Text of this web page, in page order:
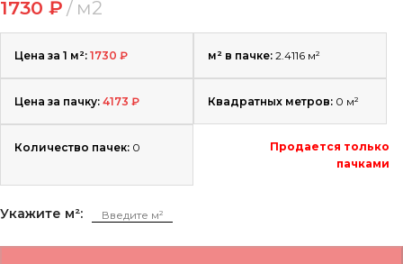
1730 ₽ м2
Цена за 1 м²: 1730 ₽ м² в пачке: 2.4116 м²
Цена за пачку: 4173 ₽ Квадратных метров: 0 м²
Количество пачек: 0
Продается только
пачками
Укажите м²: